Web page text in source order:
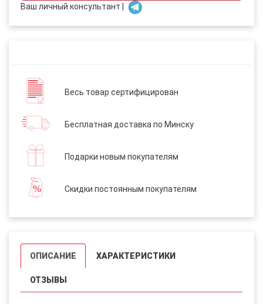
Ваш личный консультант |
Весь товар сертифицирован
Бесплатная доставка по Минску
Подарки новым покупателям
Скидки постоянным покупателям
ОПИСАНИЕ ХАРАКТЕРИСТИКИ
ОТЗЫВЫ